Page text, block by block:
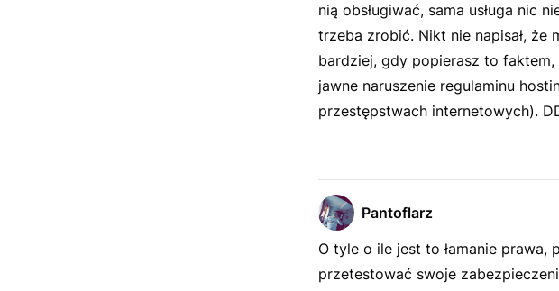
nią obsługiwać, sama usługa nic
trzeba zrobić. Nikt nie napisał, że
bardziej, gdy popierasz to
jawne naruszenie regulaminu
przestępstwach internetowych).
Pantoflarz
O tyle o ile jest to łamanie
przetestować swoje